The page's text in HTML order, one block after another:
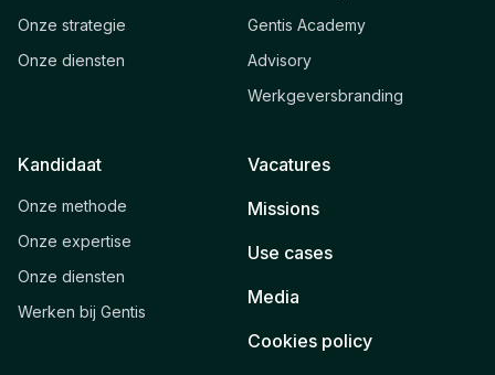
Onze strategie
Onze diensten
Gentis Academy
Advisory
Werkgeversbranding
Kandidaat
Onze methode
Onze expertise
Onze diensten
Werken bij Gentis
Vacatures
Missions
Use cases
Media
Cookies policy